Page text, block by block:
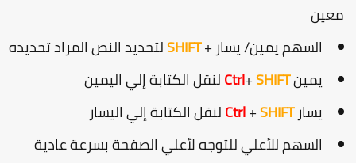
السهم يمين/ يسار + SHIFTلتحديد النص المراد تحديده
يمين
Ctrl+SHIFT
لنقل الكتابة إلي اليمين
يسار
Ctrl+SHIFT
لنقل الكتابة إلي اليسار
السهم للأعلي للتوجه لأعلي الصفحة بسرعة عادية